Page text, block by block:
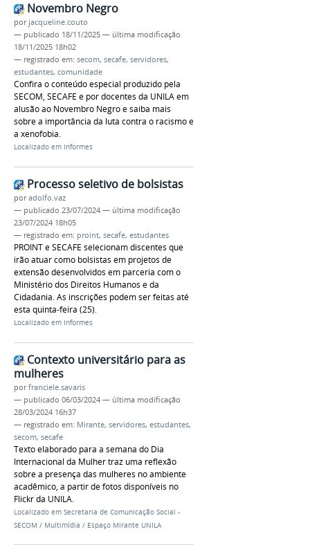
Novembro Negro
por jacqueline.couto
— publicado 18/11/2025 — última modificação
18/11/2025 18h02
— registrado em: secom, secafe, servidores,
estudantes, comunidade
Confira o conteúdo especial produzido pela
SECOM, SECAFE e por docentes da UNILA em
alusão ao Novembro Negro e saiba mais
sobre a importância da luta contra o racismo e
a xenofobia.
Localizado em Informes
Processo seletivo de bolsistas
poradolfo.vaz
— publicado 23/07/2024 — última modificação
23/07/2024 18h05
— registrado em: proint, secafe, estudantes
PROINT e SECAFE selecionam discentes que
irão atuar como bolsistas em projetos de
extensão desenvolvidos em parceria com o
Ministério dos Direitos Humanos e da
Cidadania. As inscrições podem ser feitas até
esta quinta-feira (25).
Localizado em Informes
Contexto universitário para as
mulheres
porfranciele.savaris
— publicado 06/03/2024 — última modificação
28/03/2024 16h37
— registrado em: Mirante, servidores, estudantes,
secom, secafe
Texto elaborado para a semana do Dia
Internacional da Mulher traz uma reflexão
sobre a presença das mulheres no ambiente
acadêmico, a partir de fotos disponíveis no
Flickr da UNILA.
Localizado em Secretaria de Comunicação Social -
SECOM / Multimídia / Espaço Mirante UNILA